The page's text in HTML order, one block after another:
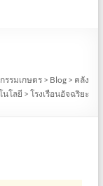
รรมเกษตร> Blog > คลัง
นโลยี >โรงเรือนอัจฉริยะ